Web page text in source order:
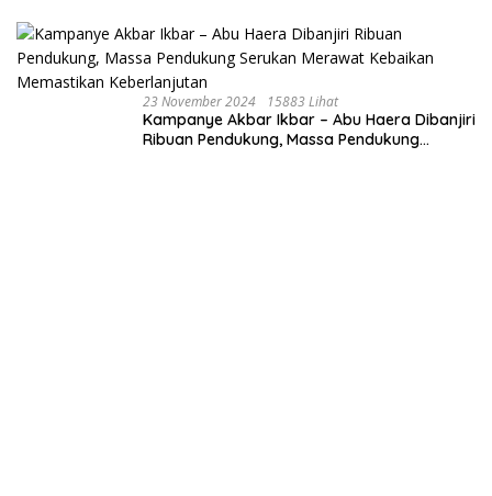
23 November 2024 15883 Lihat
Kampanye Akbar Ikbar – Abu Haera Dibanjiri
Ribuan Pendukung, Massa Pendukung